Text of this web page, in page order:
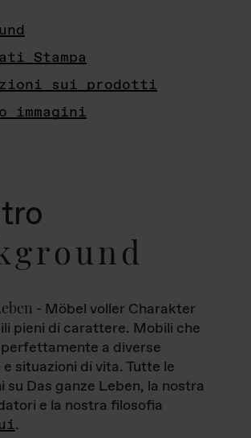
Stampa
sui prodotti
immagini
- Möbel voller Charakter
pieni di carattere. Mobili che
a diverse
situazioni di vita. Tutte le
su Das ganze Leben, la nostra
e la nostra filosofia
.